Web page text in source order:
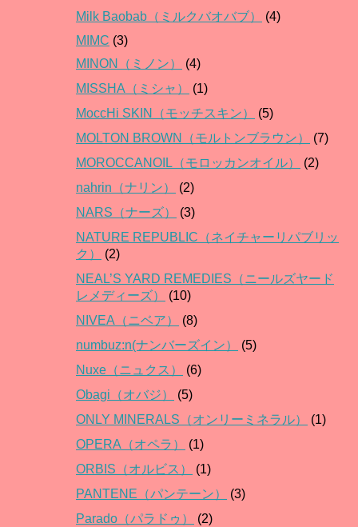
Milk Baobab（ミルクバオバブ）
(4)
MIMC (3)
MINON（ミノン）
(4)
MISSHA（ミシャ）
(1)
MoccHi SKIN（モッチスキン）
(5)
MOLTON BROWN（モルトンブラウン）
(7)
MOROCCANOIL（モロッカンオイル）
(2)
nahrin（ナリン）
(2)
NARS（ナーズ）
(3)
NATURE REPUBLIC（ネイチャーリパブリッ
ク）
(2)
NEAL’S YARD REMEDIES（ニールズヤード
レメディーズ）
(10)
NIVEA（ニベア）
(8)
numbuz:n(ナンバーズイン）
(5)
Nuxe（ニュクス）
(6)
Obagi（オバジ）
(5)
ONLY MINERALS（オンリーミネラル）
(1)
OPERA（オペラ）
(1)
ORBIS（オルビス）
(1)
PANTENE（パンテーン）
(3)
Parado（パラドゥ）
(2)